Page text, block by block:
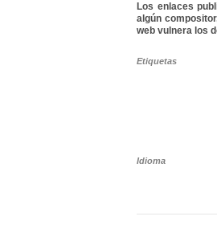
Los enlaces
algún
web vulnera los
Etiquetas
Idioma